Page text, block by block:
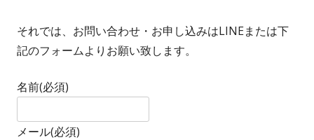
それでは、お問い合わせ・お申し込みはLINEまたは下
記のフォームよりお願い致します。
名前(必須)
メール(必須)